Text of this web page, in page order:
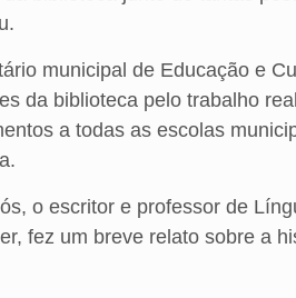
municipal de Educação e
da biblioteca pelo trabalho
a todas as escolas
o escritor e professor de
fez um breve relato sobre a